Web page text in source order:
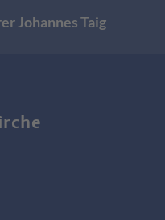
Johannes Taig